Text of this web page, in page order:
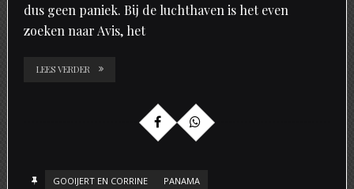
dus geen paniek. Bij de luchthaven is het even
zoeken naar Avis, het
LEES VERDER
GOOIJERT EN CORRINE PANAMA